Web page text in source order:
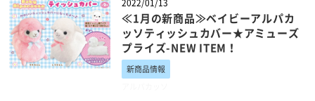
2022/01/13
≪1月の新商品≫ベイビーアルパカ
ッソティッシュカバー★アミューズ
プライズ-NEW ITEM！
新商品情報